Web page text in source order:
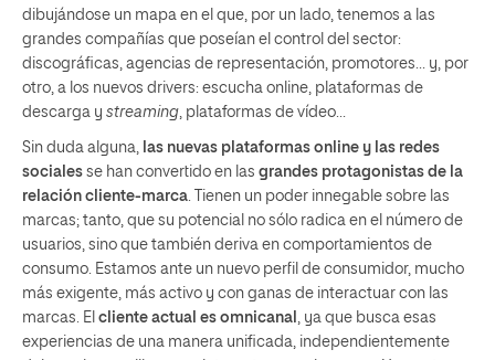
dibujándose un mapa en el que, por un lado, tenemos a las
grandes compañías que poseían el control del sector:
discográficas, agencias de representación, promotores… y, por
otro, a los nuevos drivers: escucha online, plataformas de
descarga y streaming , plataformas de vídeo…
Sin duda alguna,
las nuevas plataformas online y las redes
sociales se han convertido en las grandes protagonistas de la
relación cliente-marca . Tienen un poder innegable sobre las
marcas; tanto, que su potencial no sólo radica en el número de
usuarios, sino que también deriva en comportamientos de
consumo. Estamos ante un nuevo perfil de consumidor, mucho
más exigente, más activo y con ganas de interactuar con las
marcas. El cliente actual es omnicanal
, ya que busca esas
experiencias de una manera unificada, independientemente